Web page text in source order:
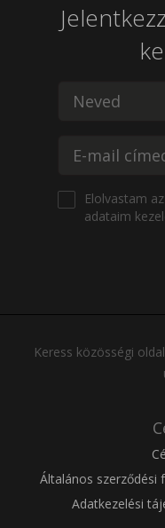
Elolvastam az
adataim
Keress közösségi
Általános szerződési
Adatkezelési